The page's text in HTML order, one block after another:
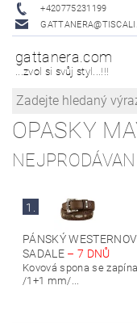
+420775231199
gattanera.com
...zvol si svůj styl...!!!
OPASKY
1.
PÁNSKÝ
SADALE –7 DNŮ
Kovová spona se
/1+1 mm/...